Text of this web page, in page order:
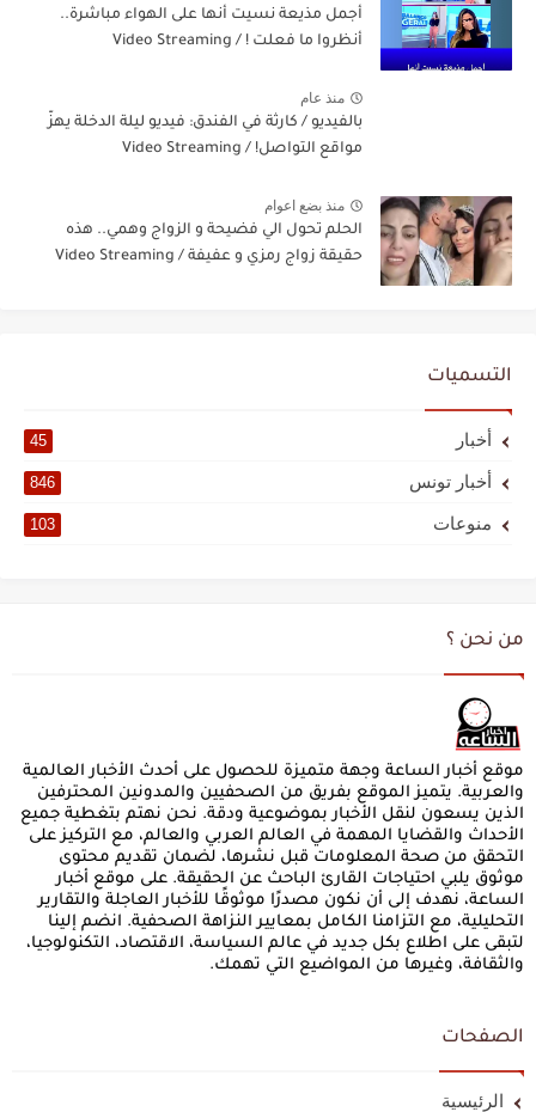
أجمل مذيعة نسيت أنها على الهواء مباشرة..
أنظروا ما فعلت ! / Video Streaming
منذ عام
بالفيديو / كارثة في الفندق: فيديو ليلة الدخلة يهزّ
مواقع التواصل! / Video Streaming
منذ بضع اعوام
الحلم تحول الي فضيحة و الزواج وهمي.. هذه
حقيقة زواج رمزي و عفيفة / Video Streaming
التسميات
أخبار 45
أخبار تونس 846
منوعات 103
من نحن ؟
موقع أخبار الساعة وجهة متميزة للحصول على أحدث الأخبار العالمية
والعربية. يتميز الموقع بفريق من الصحفيين والمدونين المحترفين
الذين يسعون لنقل الأخبار بموضوعية ودقة. نحن نهتم بتغطية جميع
الأحداث والقضايا المهمة في العالم العربي والعالم، مع التركيز على
التحقق من صحة المعلومات قبل نشرها، لضمان تقديم محتوى
موثوق يلبي احتياجات القارئ الباحث عن الحقيقة. على موقع أخبار
الساعة، نهدف إلى أن نكون مصدرًا موثوقًا للأخبار العاجلة والتقارير
التحليلية، مع التزامنا الكامل بمعايير النزاهة الصحفية. انضم إلينا
لتبقى على اطلاع بكل جديد في عالم السياسة، الاقتصاد، التكنولوجيا،
والثقافة، وغيرها من المواضيع التي تهمك.
الصفحات
الرئيسية